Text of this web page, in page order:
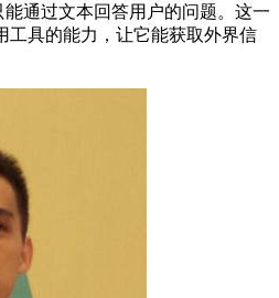
通过文本回答用户的问题。这一
工具的能力，让它能获取外界信